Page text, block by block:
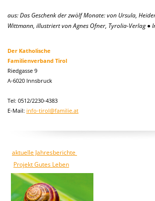
aus: Das Geschenk der zwölf Monate: von Ursula,
Wittmann, illustriert von Agnes Ofner, Tyrolia-Verlag ●
Der Katholische
Familienverband Tirol
Riedgasse 9
A-6020 Innsbruck
Tel: 0512/2230-4383
E-Mail: info-tirol@familie.at
aktuelle Jahresberichte
Projekt Gutes Leben